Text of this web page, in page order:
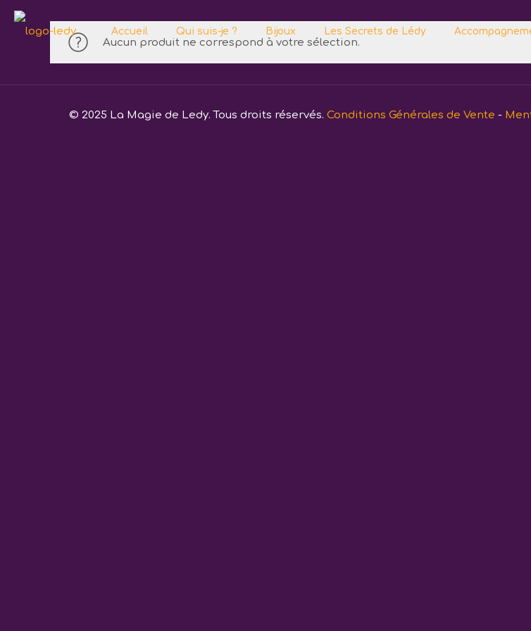
Accueil Qui suis-je ? Bijoux Les Secrets de Lédy
Aucun produit ne correspond à votre sélection.
© 2025 La Magie de Ledy. Tous droits réservés. Conditions Générales de Vente -